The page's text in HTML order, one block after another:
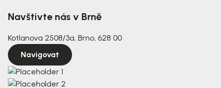
Navštivte nás v Brně
Kotlanova 2508/3a, Brno, 628 00
Navigovat